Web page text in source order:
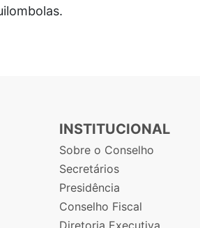
INSTITUCIONAL
Sobre o Conselho
Secretários
Presidência
Conselho Fiscal
Diretoria Executiva